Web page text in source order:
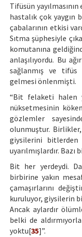
Tifüsün
hastalık çok yaygın
çabalarının etkisi
Sıtma şüphesiyle
komutanına
anlaşılıyordu. Bu
sağlanmış ve tifüs
gelmesi önlenmişti.
“Bit felaketi halen
nüksetmesinin
gözlemler
olunmuştur.
giysilerini bitlerden
uyarılmışlardır.
Bit her yerdeydi.
birbirine yakın
çamaşırlarını
kuruluyor, giysilerin
Ancak aylardır
belki de
yoktu[35]”.